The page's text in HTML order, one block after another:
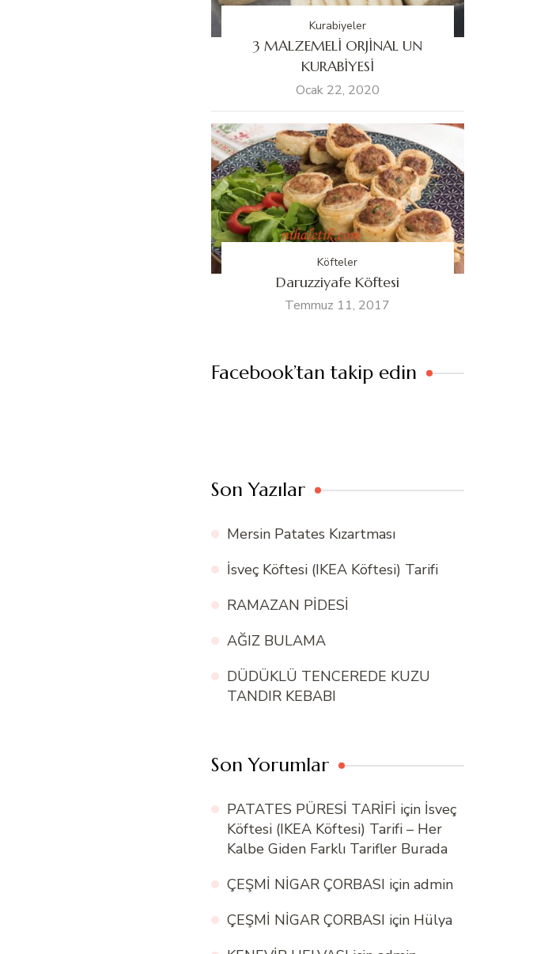
Kurabiyeler
3 MALZEMELİ ORJİNAL UN
KURABİYESİ
Ocak 22, 2020
Köfteler
Daruzziyafe Köftesi
Temmuz 11, 2017
Facebook’tan takip edin
Son Yazılar
Mersin Patates Kızartması
İsveç Köftesi (IKEA Köftesi) Tarifi
RAMAZAN PİDESİ
AĞIZ BULAMA
DÜDÜKLÜ TENCEREDE KUZU
TANDIR KEBABI
Son Yorumlar
PATATES PÜRESİ TARİFİ için İsveç
Köftesi (IKEA Köftesi) Tarifi – Her
Kalbe Giden Farklı Tarifler Burada
ÇEŞMİ NİGAR ÇORBASI için admin
ÇEŞMİ NİGAR ÇORBASI için Hülya